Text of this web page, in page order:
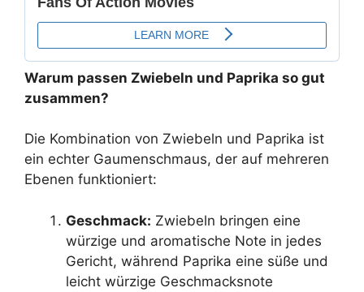
Warum passen Zwiebeln und Paprika so gut
zusammen?
Die Kombination von Zwiebeln und Paprika ist
ein echter Gaumenschmaus, der auf mehreren
Ebenen funktioniert:
Geschmack: Zwiebeln bringen eine
würzige und aromatische Note in jedes
Gericht, während Paprika eine süße und
leicht würzige Geschmacksnote